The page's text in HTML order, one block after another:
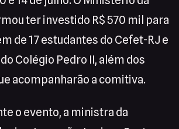
ter investido R$ 570 mil para
de 17 estudantes do Cefet-RJ e
Colégio Pedro II, além dos
acompanharão a comitiva.
o evento, a ministra da